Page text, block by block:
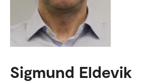
Sigmund Eldevik